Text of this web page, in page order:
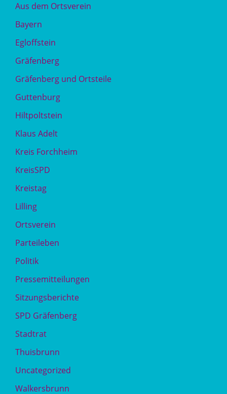
Aus dem Ortsverein
Bayern
Egloffstein
Gräfenberg
Gräfenberg und Ortsteile
Guttenburg
Hiltpoltstein
Klaus Adelt
Kreis Forchheim
KreisSPD
Kreistag
Lilling
Ortsverein
Parteileben
Politik
Pressemitteilungen
Sitzungsberichte
SPD Gräfenberg
Stadtrat
Thuisbrunn
Uncategorized
Walkersbrunn